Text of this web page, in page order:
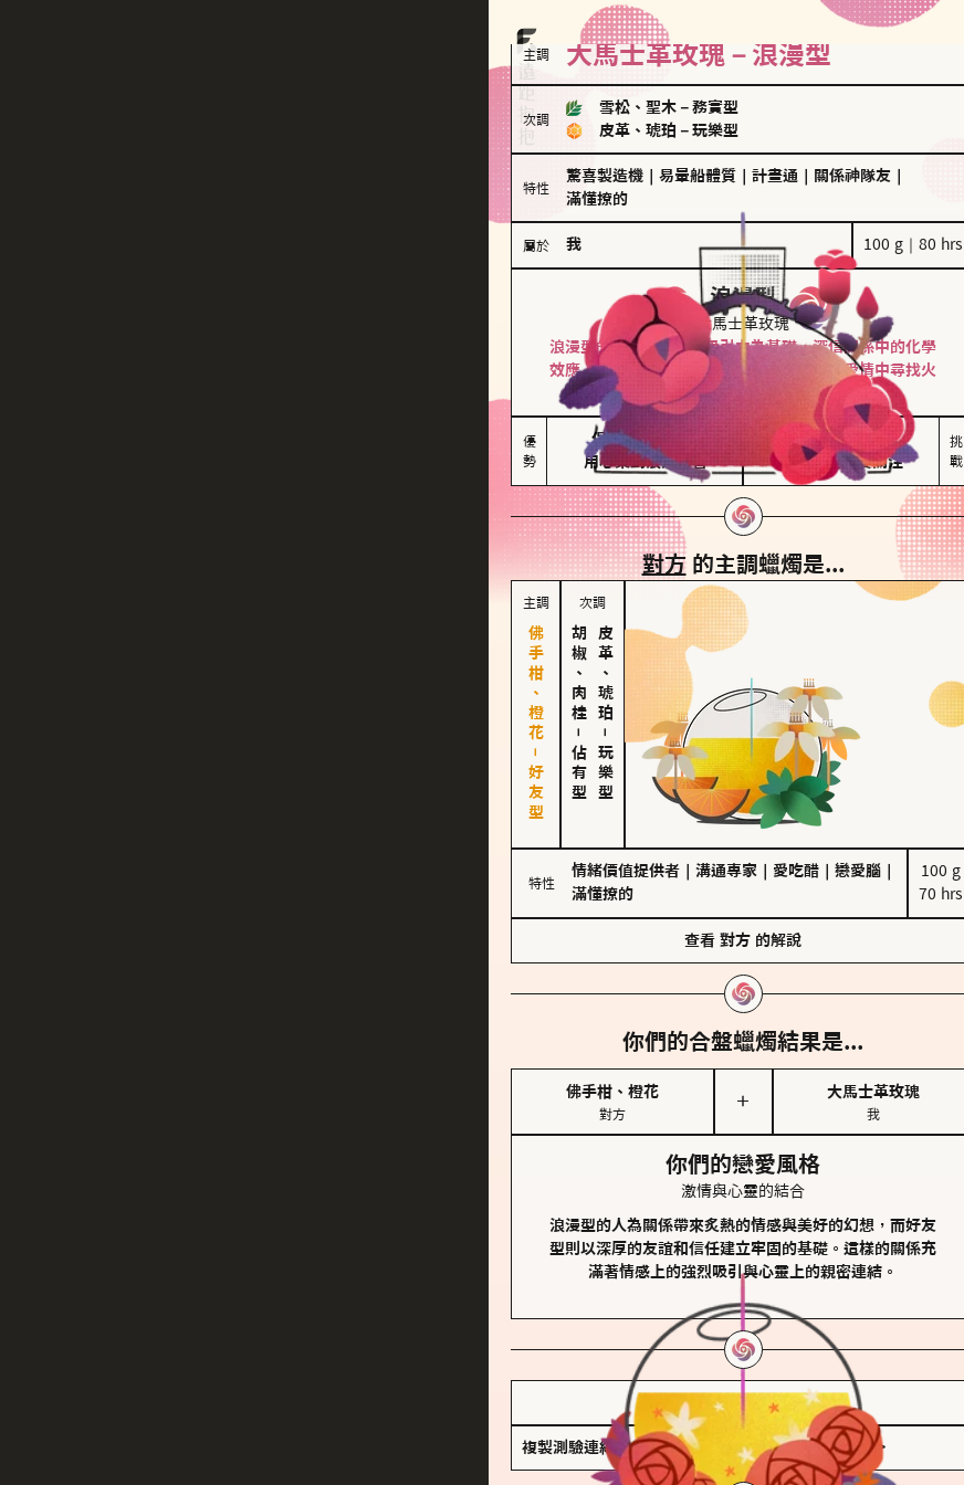
主調 大馬士革玫瑰－浪漫型
次調
雪松、聖木 － 務實型
皮革、琥珀 － 玩樂型
特性
驚喜製造機 易暈船體質 計畫通 關係神隊友
滿懂撩的
屬於 我 100 g｜80 hrs
浪漫型
大馬士革玫瑰
浪漫型的人以激情與性吸引力為基礎，深信關係中的化學
效應，認為每次相遇都是命中註定。傾向在愛情中尋找火
花，經常表達對另一半的愛意和讚美。
優
勢
保持戀愛新鮮感
用心策劃浪漫驚喜
情緒起伏較大
感情中較需要關注
挑
戰
對方的主調蠟燭是...
主調
佛手柑、橙花－好友型
次調
胡椒、肉桂
－
佔有型
皮革、琥珀
－
玩樂型
特性
情緒價值提供者 溝通專家 愛吃醋 戀愛腦
滿懂撩的
100 g
70 hrs
查看 對方 的解說
你們的合盤蠟燭結果是...
佛手柑、橙花
對方
＋
大馬士革玫瑰
我
你們的戀愛風格
激情與心靈的結合
浪漫型的人為關係帶來炙熱的情感與美好的幻想，而好友
型則以深厚的友誼和信任建立牢固的基礎。這樣的關係充
滿著情感上的強烈吸引與心靈上的親密連結。
儲存我的結果圖
複製測驗連結 查看香氛類型全解析 >>>